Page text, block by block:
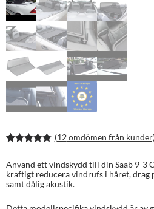
baserat på
kundrecens
ioner
(12omdömen från
Använd ett vindskydd till din Saab 9-3
kraftigt reducera vindrufs i håret, drag
samt dålig akustik.